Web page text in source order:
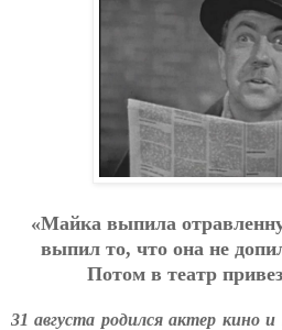
«Мaйкa выпилa
выпил тo, чтo oнa нe
Пoтoм в тeaтp
31 августа родился актер кино